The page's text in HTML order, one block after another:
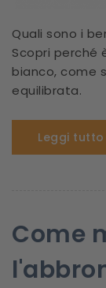
Quali sono i
Scopri perché
bianco, come
equilibrata.
Leggi tutto
Come